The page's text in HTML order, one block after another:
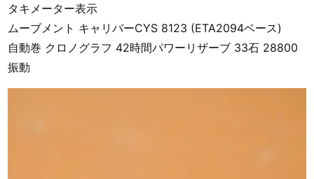
タキメーター表示
ムーブメント キャリバーCYS 8123 (ETA2094ベース)
自動巻 クロノグラフ 42時間パワーリザーブ 33石 28800
振動